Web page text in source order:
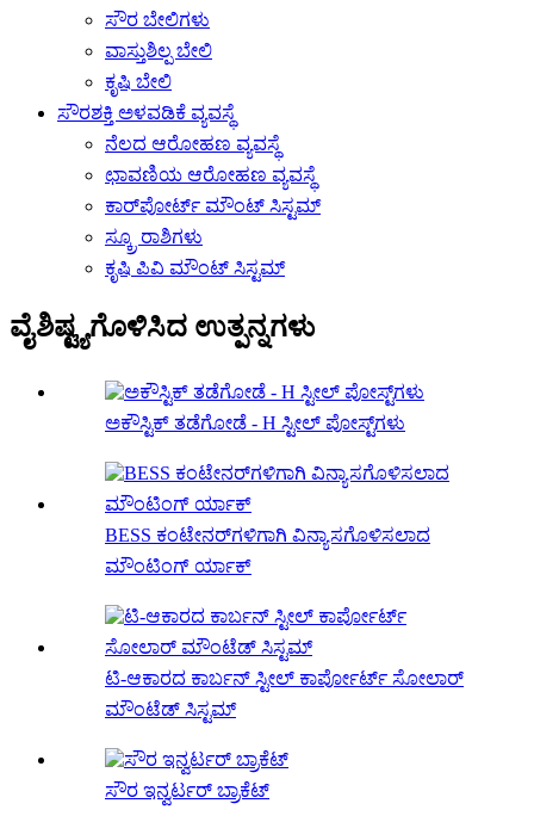
ಸೌರ ಬೇಲಿಗಳು
ವಾಸ್ತುಶಿಲ್ಪ ಬೇಲಿ
ಕೃಷಿ ಬೇಲಿ
ಸೌರಶಕ್ತಿ ಅಳವಡಿಕೆ ವ್ಯವಸ್ಥೆ
ನೆಲದ ಆರೋಹಣ ವ್ಯವಸ್ಥೆ
ಛಾವಣಿಯ ಆರೋಹಣ ವ್ಯವಸ್ಥೆ
ಕಾರ್‌ಪೋರ್ಟ್ ಮೌಂಟ್ ಸಿಸ್ಟಮ್
ಸ್ಕ್ರೂ ರಾಶಿಗಳು
ಕೃಷಿ ಪಿವಿ ಮೌಂಟ್ ಸಿಸ್ಟಮ್
ವೈಶಿಷ್ಟ್ಯಗೊಳಿಸಿದ ಉತ್ಪನ್ನಗಳು
ಅಕೌಸ್ಟಿಕ್ ತಡೆಗೋಡೆ - H ಸ್ಟೀಲ್ ಪೋಸ್ಟ್‌ಗಳು
BESS ಕಂಟೇನರ್‌ಗಳಿಗಾಗಿ ವಿನ್ಯಾಸಗೊಳಿಸಲಾದ
ಮೌಂಟಿಂಗ್ ರ್ಯಾಕ್
ಟಿ-ಆಕಾರದ ಕಾರ್ಬನ್ ಸ್ಟೀಲ್ ಕಾರ್ಪೋರ್ಟ್ ಸೋಲಾರ್
ಮೌಂಟೆಡ್ ಸಿಸ್ಟಮ್
ಸೌರ ಇನ್ವರ್ಟರ್ ಬ್ರಾಕೆಟ್